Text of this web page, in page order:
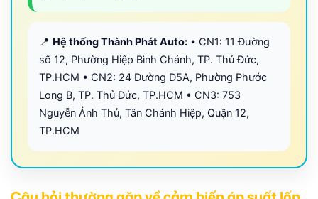
📍 Hệ thống Thành Phát Auto: • CN1: 11 Đường
số 12, Phường Hiệp Bình Chánh, TP. Thủ Đức,
TP.HCM • CN2: 24 Đường D5A, Phường Phước
Long B, TP. Thủ Đức, TP.HCM • CN3: 753
Nguyễn Ảnh Thủ, Tân Chánh Hiệp, Quận 12,
TP.HCM